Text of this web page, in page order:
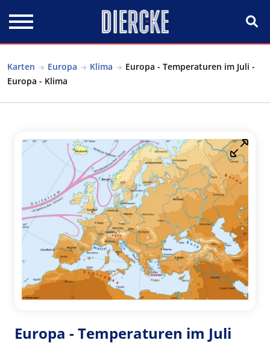
Karten Europa Klima
Europa - Temperaturen im Juli -
Europa - Klima
Europa - Temperaturen im Juli